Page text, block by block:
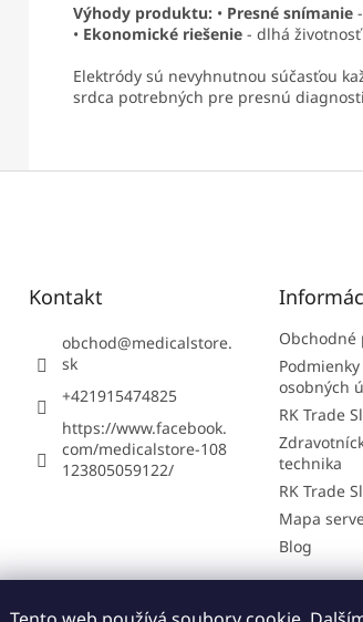
Výhody produktu: • Presné snímanie
• Ekonomické riešenie - dlhá
Elektródy sú nevyhnutnou súčasťou
srdca potrebných pre presnú
Kontakt
obchod@medicalstore.
sk
+421915474825
https://www.facebook.
com/medicalstore-108
123805059122/
Obchodné
osobných
RK Trade
technika
RK Trade
Mapa
Blog